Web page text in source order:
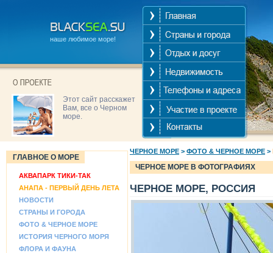
наше любимое море!
Этот сайт расскажет
Вам, все о Черном
море.
ГЛАВНОЕ О МОРЕ
АКВАПАРК ТИКИ-ТАК
АНАПА - ПЕРВЫЙ ДЕНЬ ЛЕТА
НОВОСТИ
СТРАНЫ И ГОРОДА
ФОТО & ЧЕРНОЕ МОРЕ
ИСТОРИЯ ЧЕРНОГО МОРЯ
ФЛОРА И ФАУНА
ЧЕРНОЕ МОРЕ > ФОТО & ЧЕРНОЕ МОРЕ >
ЧЕРНОЕ МОРЕ В ФОТОГРАФИЯХ
ЧЕРНОЕ МОРЕ, РОССИЯ